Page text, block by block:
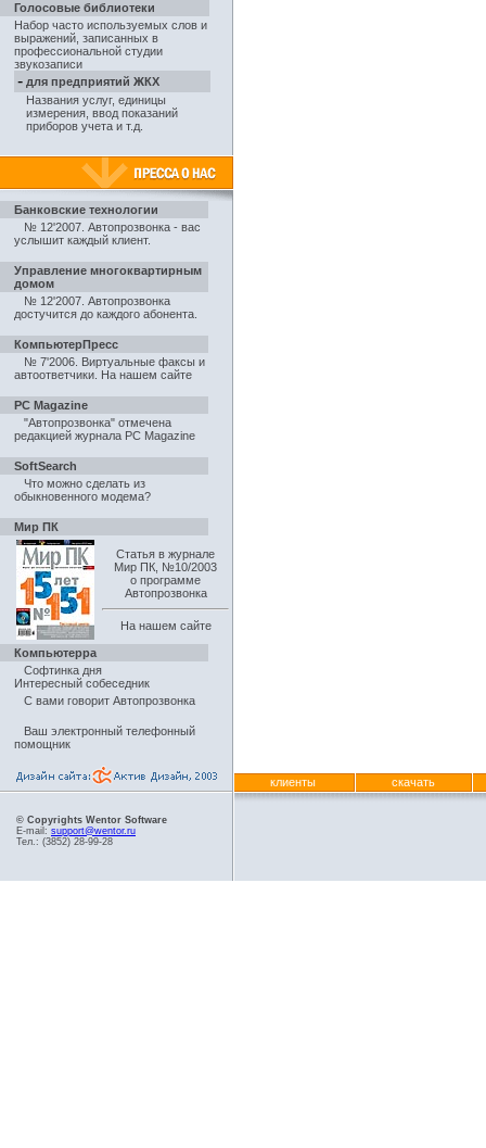
Голосовые библиотеки
Набор часто используемых слов и
выражений, записанных в
профессиональной студии
звукозаписи
- для предприятий ЖКХ
Названия услуг, единицы
измерения, ввод показаний
приборов учета и т.д.
Банковские технологии
№ 12'2007. Автопрозвонка - вас
услышит каждый клиент.
Управление многоквартирным
домом
№ 12'2007. Автопрозвонка
достучится до каждого абонента
КомпьютерПресс
№ 7'2006. Виртуальные факсы и
автоответчики На нашем сайте
PC Magazine
"Автопрозвонка" отмечена
редакцией журнала PC Magazine
SoftSearch
Что можно сделать из
обыкновенного модема?
Мир ПК
Статья в журнале
Мир ПК, №10/2003
о программе
Автопрозвонка
На нашем сайте
Компьютерра
Софтинка дня
Интересный собеседник
С вами говорит Автопрозвонка
Ваш электронный телефонный
помощник
клиенты скачать
© Copyrights Wentor Software
E-mail: support@wentor.ru
Тел.: (3852) 28-99-28